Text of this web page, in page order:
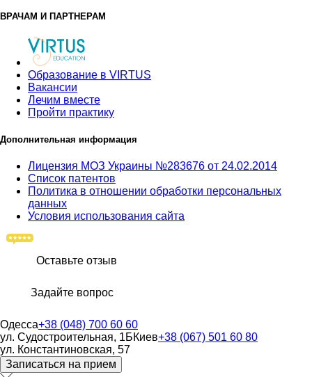
ВРАЧАМ И ПАРТНЕРАМ
Образование в VIRTUS
Вакансии
Лечим вместе
Пройти практику
Дополнительная информация
Лицензия МОЗ Украины №283676 от 24.02.2014
Список патентов
Политика в отношении обработки персональных
данных
Условия использования сайта
Оставьте отзыв
Задайте вопрос
Одесса+38 (048) 700 60 60
ул. Судостроительная, 1БКиев+38 (067) 501 60 80
ул. Константиновская, 57
Записаться на прием